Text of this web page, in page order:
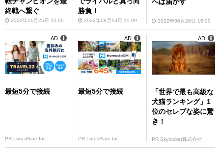
終戦へ繋ぐ
2022年11月25日 12:00
勝負！
2022年08月13日 15:00 2022年06月26日 15:00
最短5分で接続
PR LotusFlare Inc
AD
最短5分で接続
PR LotusFlare Inc
AD
「世界で最も高級な
犬猫ランキング」1
位のセレブな姿に驚
き！
PR Skyrocket株式会社
AD